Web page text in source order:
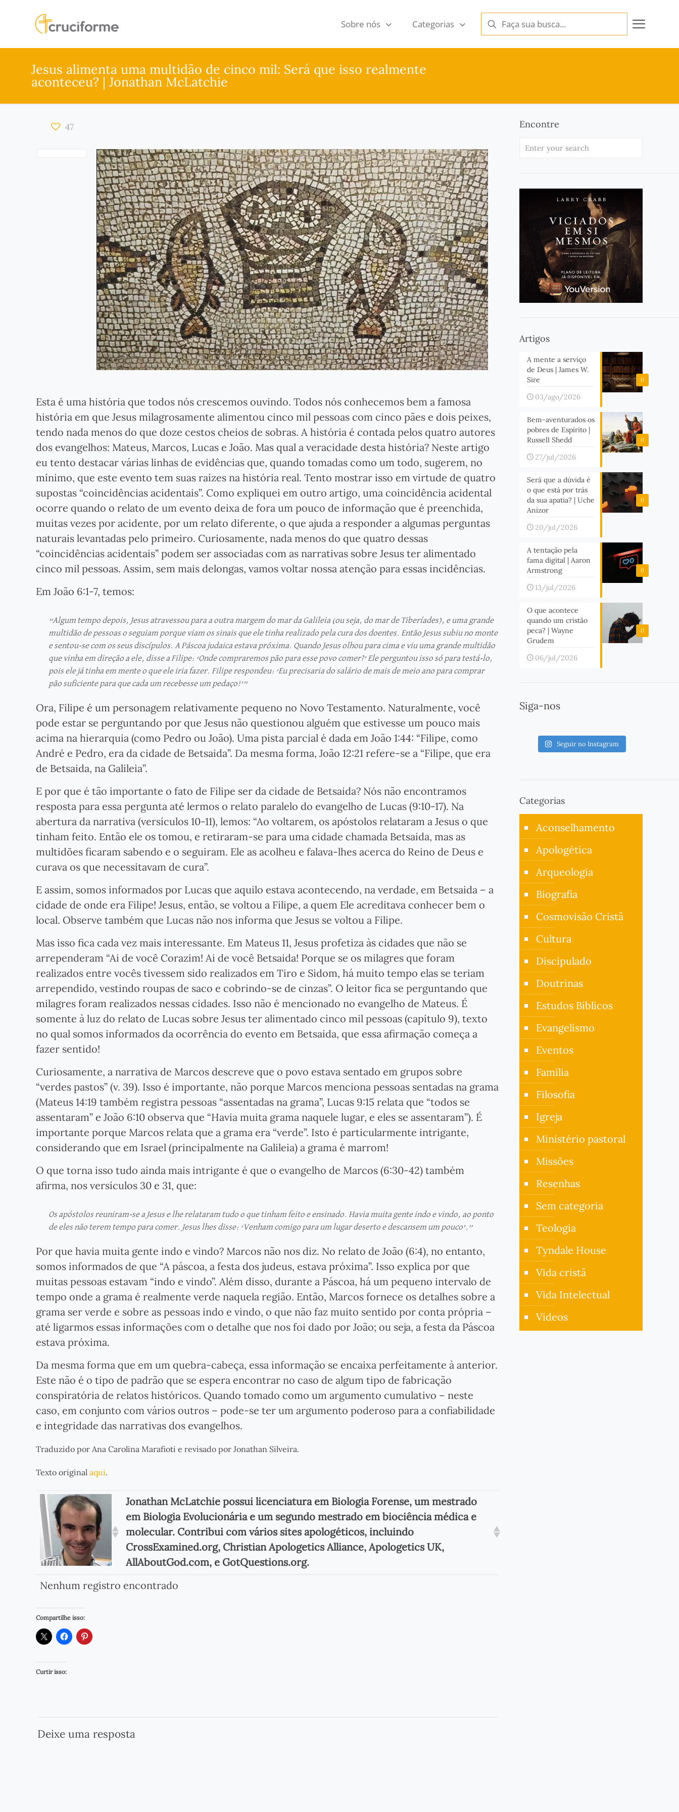
Sobre nós Categorias
Jesus alimenta uma multidão de cinco mil: Será que isso realmente
aconteceu? | Jonathan McLatchie
47
Esta é uma história que todos nós crescemos ouvindo. Todos nós conhecemos bem a famosa
história em que Jesus milagrosamente alimentou cinco mil pessoas com cinco pães e dois peixes,
tendo nada menos do que doze cestos cheios de sobras. A história é contada pelos quatro autores
dos evangelhos: Mateus, Marcos, Lucas e João. Mas qual a veracidade desta história? Neste artigo
eu tento destacar várias linhas de evidências que, quando tomadas como um todo, sugerem, no
mínimo, que este evento tem suas raízes na história real. Tento mostrar isso em virtude de quatro
supostas “coincidências acidentais”. Como expliquei em outro artigo, uma coincidência acidental
ocorre quando o relato de um evento deixa de fora um pouco de informação que é preenchida,
muitas vezes por acidente, por um relato diferente, o que ajuda a responder a algumas perguntas
naturais levantadas pelo primeiro. Curiosamente, nada menos do que quatro dessas
“coincidências acidentais” podem ser associadas com as narrativas sobre Jesus ter alimentado
cinco mil pessoas. Assim, sem mais delongas, vamos voltar nossa atenção para essas incidências.
Em João 6:1-7, temos:
“Algum tempo depois, Jesus atravessou para a outra margem do mar da Galileia (ou seja, do mar de Tiberíades), e uma grande
multidão de pessoas o seguiam porque viam os sinais que ele tinha realizado pela cura dos doentes. Então Jesus subiu no monte
e sentou-se com os seus discípulos. A Páscoa judaica estava próxima. Quando Jesus olhou para cima e viu uma grande multidão
que vinha em direção a ele, disse a Filipe: ‘Onde compraremos pão para esse povo comer?’ Ele perguntou isso só para testá-lo,
pois ele já tinha em mente o que ele iria fazer. Filipe respondeu: ‘Eu precisaria do salário de mais de meio ano para comprar
pão suficiente para que cada um recebesse um pedaço!’”
Ora, Filipe é um personagem relativamente pequeno no Novo Testamento. Naturalmente, você
pode estar se perguntando por que Jesus não questionou alguém que estivesse um pouco mais
acima na hierarquia (como Pedro ou João). Uma pista parcial é dada em João 1:44: “Filipe, como
André e Pedro, era da cidade de Betsaida”. Da mesma forma, João 12:21 refere-se a “Filipe, que era
de Betsaida, na Galileia”.
E por que é tão importante o fato de Filipe ser da cidade de Betsaida? Nós não encontramos
resposta para essa pergunta até lermos o relato paralelo do evangelho de Lucas (9:10-17). Na
abertura da narrativa (versículos 10-11), lemos: “Ao voltarem, os apóstolos relataram a Jesus o que
tinham feito. Então ele os tomou, e retiraram-se para uma cidade chamada Betsaida, mas as
multidões ficaram sabendo e o seguiram. Ele as acolheu e falava-lhes acerca do Reino de Deus e
curava os que necessitavam de cura”.
E assim, somos informados por Lucas que aquilo estava acontecendo, na verdade, em Betsaida – a
cidade de onde era Filipe! Jesus, então, se voltou a Filipe, a quem Ele acreditava conhecer bem o
local. Observe também que Lucas não nos informa que Jesus se voltou a Filipe.
Mas isso fica cada vez mais interessante. Em Mateus 11, Jesus profetiza às cidades que não se
arrependeram “Ai de você Corazim! Ai de você Betsaida! Porque se os milagres que foram
realizados entre vocês tivessem sido realizados em Tiro e Sidom, há muito tempo elas se teriam
arrependido, vestindo roupas de saco e cobrindo-se de cinzas”. O leitor fica se perguntando que
milagres foram realizados nessas cidades. Isso não é mencionado no evangelho de Mateus. É
somente à luz do relato de Lucas sobre Jesus ter alimentado cinco mil pessoas (capítulo 9), texto
no qual somos informados da ocorrência do evento em Betsaida, que essa afirmação começa a
fazer sentido!
Curiosamente, a narrativa de Marcos descreve que o povo estava sentado em grupos sobre
“verdes pastos” (v. 39). Isso é importante, não porque Marcos menciona pessoas sentadas na grama
(Mateus 14:19 também registra pessoas “assentadas na grama”, Lucas 9:15 relata que “todos se
assentaram” e João 6:10 observa que “Havia muita grama naquele lugar, e eles se assentaram”). É
importante porque Marcos relata que a grama era “verde”. Isto é particularmente intrigante,
considerando que em Israel (principalmente na Galileia) a grama é marrom!
O que torna isso tudo ainda mais intrigante é que o evangelho de Marcos (6:30-42) também
afirma, nos versículos 30 e 31, que:
Os apóstolos reuniram-se a Jesus e lhe relataram tudo o que tinham feito e ensinado. Havia muita gente indo e vindo, ao ponto
de eles não terem tempo para comer. Jesus lhes disse: ‘Venham comigo para um lugar deserto e descansem um pouco’.”
Por que havia muita gente indo e vindo? Marcos não nos diz. No relato de João (6:4), no entanto,
somos informados de que “A páscoa, a festa dos judeus, estava próxima”. Isso explica por que
muitas pessoas estavam “indo e vindo”. Além disso, durante a Páscoa, há um pequeno intervalo de
tempo onde a grama é realmente verde naquela região. Então, Marcos fornece os detalhes sobre a
grama ser verde e sobre as pessoas indo e vindo, o que não faz muito sentido por conta própria –
até ligarmos essas informações com o detalhe que nos foi dado por João; ou seja, a festa da Páscoa
estava próxima.
Da mesma forma que em um quebra-cabeça, essa informação se encaixa perfeitamente à anterior.
Este não é o tipo de padrão que se espera encontrar no caso de algum tipo de fabricação
conspiratória de relatos históricos. Quando tomado como um argumento cumulativo – neste
caso, em conjunto com vários outros – pode-se ter um argumento poderoso para a confiabilidade
e integridade das narrativas dos evangelhos.
Traduzido por Ana Carolina Marafioti e revisado por Jonathan Silveira.
Texto originalaqui.
Jonathan McLatchie possui licenciatura em Biologia Forense, um mestrado
em Biologia Evolucionária e um segundo mestrado em biociência médica e
molecular. Contribui com vários sites apologéticos, incluindo
CrossExamined.org, Christian Apologetics Alliance, Apologetics UK,
AllAboutGod.com, e GotQuestions.org.
Nenhum registro encontrado
Compartilhe isso:
Curtir isso:
Deixe uma resposta
Encontre
Artigos
0
A mente a serviço
de Deus | James W.
Sire
03/ago/2026
0
Bem-aventurados os
pobres de Espírito |
Russell Shedd
27/jul/2026
0
Será que a dúvida é
o que está por trás
da sua apatia? | Uche
Anizor
20/jul/2026
0
A tentação pela
fama digital | Aaron
Armstrong
13/jul/2026
0
O que acontece
quando um cristão
peca? | Wayne
Grudem
06/jul/2026
Siga-nos
Seguir no Instagram
Categorias
Aconselhamento
Apologética
Arqueologia
Biografia
Cosmovisão Cristã
Cultura
Discipulado
Doutrinas
Estudos Bíblicos
Evangelismo
Eventos
Família
Filosofia
Igreja
Ministério pastoral
Missões
Resenhas
Sem categoria
Teologia
Tyndale House
Vida cristã
Vida Intelectual
Vídeos